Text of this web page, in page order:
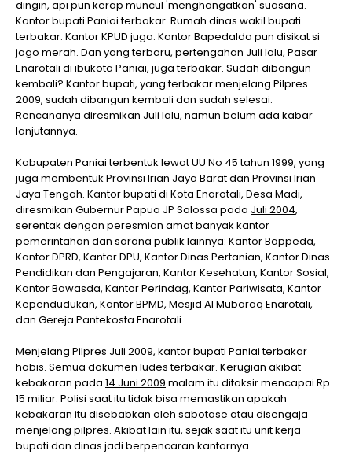
dingin, api pun kerap muncul 'menghangatkan' suasana.
Kantor bupati Paniai terbakar. Rumah dinas wakil bupati
terbakar. Kantor KPUD juga. Kantor Bapedalda pun disikat si
jago merah. Dan yang terbaru, pertengahan Juli lalu, Pasar
Enarotali di ibukota Paniai, juga terbakar. Sudah dibangun
kembali? Kantor bupati, yang terbakar menjelang Pilpres
2009, sudah dibangun kembali dan sudah selesai.
Rencananya diresmikan Juli lalu, namun belum ada kabar
lanjutannya.
Kabupaten Paniai terbentuk lewat UU No 45 tahun 1999, yang
juga membentuk Provinsi Irian Jaya Barat dan Provinsi Irian
Jaya Tengah. Kantor bupati di Kota Enarotali, Desa Madi,
diresmikan Gubernur Papua JP Solossa pada Juli 2004,
serentak dengan peresmian amat banyak kantor
pemerintahan dan sarana publik lainnya: Kantor Bappeda,
Kantor DPRD, Kantor DPU, Kantor Dinas Pertanian, Kantor Dinas
Pendidikan dan Pengajaran, Kantor Kesehatan, Kantor Sosial,
Kantor Bawasda, Kantor Perindag, Kantor Pariwisata, Kantor
Kependudukan, Kantor BPMD, Mesjid Al Mubaraq Enarotali,
dan Gereja Pantekosta Enarotali.
Menjelang Pilpres Juli 2009, kantor bupati Paniai terbakar
habis. Semua dokumen ludes terbakar. Kerugian akibat
kebakaran pada 14 Juni 2009 malam itu ditaksir mencapai Rp
15 miliar. Polisi saat itu tidak bisa memastikan apakah
kebakaran itu disebabkan oleh sabotase atau disengaja
menjelang pilpres. Akibat lain itu, sejak saat itu unit kerja
bupati dan dinas jadi berpencaran kantornya.